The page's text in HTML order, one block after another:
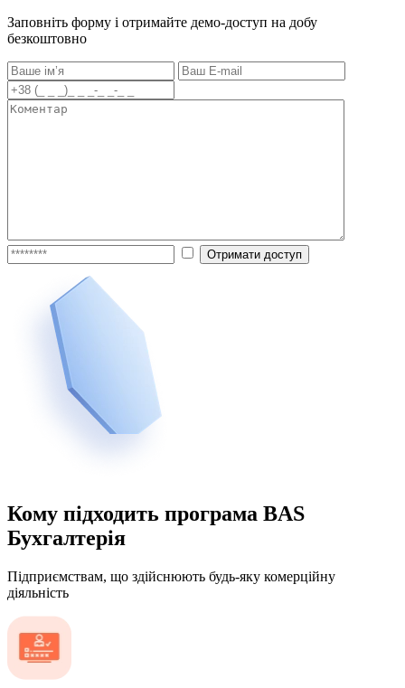
Заповніть форму і отримайте демо-доступ на добу
безкоштовно
Кому підходить програма BAS
Бухгалтерія
Підприємствам, що здійснюють будь-яку комерційну
діяльність